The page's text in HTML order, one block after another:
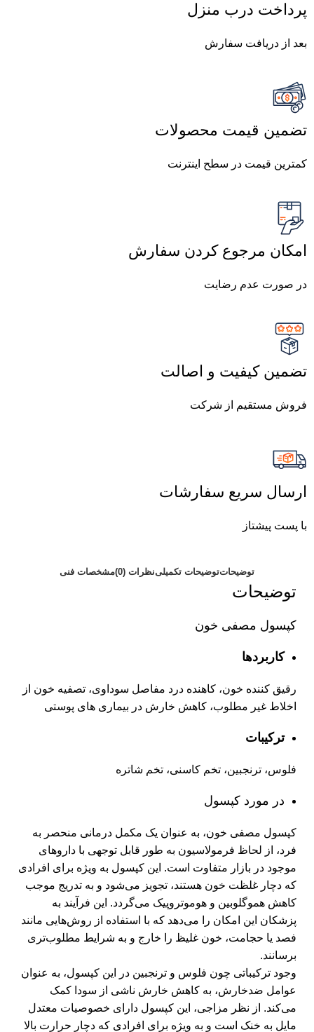
پرداخت درب منزل
بعد از دریافت سفارش
تضمین قیمت محصولات
کمترین قیمت در سطح اینترنت
امکان مرجوع کردن سفارش
در صورت عدم رضایت
تضمین کیفیت و اصالت
فروش مستقیم از شرکت
ارسال سریع سفارشات
با پست پیشتاز
توضیحاتتوضیحات تکمیلینظرات (0) مشخصات فنی
توضیحات
کپسول مصفی خون
کاربردها
رقیق کننده خون، کاهنده درد مفاصل سوداوی، تصفیه خون از
اخلاط غیر مطلوب، کاهش خارش در بیماری های پوستی
ترکیبات
فلوس، ترنجبین، تخم کاسنی، تخم شاتره
در مورد کپسول
کپسول مصفی خون، به عنوان یک مکمل درمانی منحصر به
فرد، از لحاظ فرمولاسیون به طور قابل توجهی با داروهای
موجود در بازار متفاوت است. این کپسول به ویژه برای افرادی
که دچار غلظت خون هستند، تجویز می‌شود و به تدریج موجب
کاهش هموگلوبین و هوموتروپیک می‌گردد. این فرآیند به
پزشکان این امکان را می‌دهد که با استفاده از روش‌هایی مانند
فصد یا حجامت، خون غلیظ را خارج و به شرایط مطلوب‌تری
برسانند.
وجود ترکیباتی چون فلوس و ترنجبین در این کپسول، به عنوان
عوامل ضدخارش، به کاهش خارش ناشی از سودا کمک
می‌کند. از نظر مزاجی، این کپسول دارای خصوصیات معتدل
مایل به خنک است و به ویژه برای افرادی که دچار حرارت بالا